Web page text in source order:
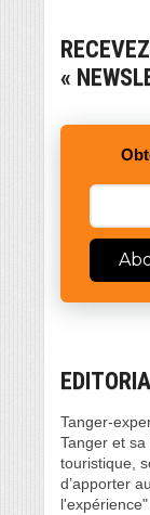
«
Tanger-
Tanger et
touristique,
d’apporter